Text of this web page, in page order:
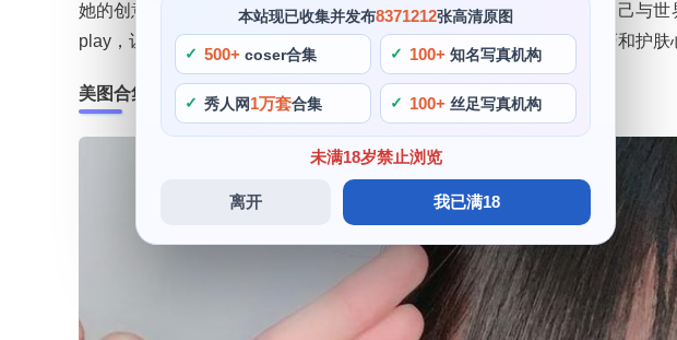
本站现已收集并发布8371212张高清原图
500+ coser合集 100+ 知名写真机构
秀人网1万套合集 100+ 丝足写真机构
未满18岁禁止浏览
离开 我已满18
她的创意十分独特。因此自己取了“眼酱”的名字，明媚的微笑展示着自己与
play，让我们也能从她身上感受到喜悦与温暖。她还分享各种美妆技巧和护肤
美图合集来啦